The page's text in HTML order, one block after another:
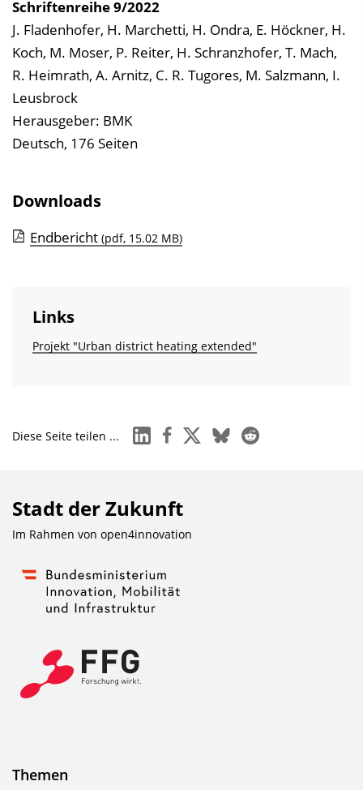
h
n
i
Schriftenreihe9/2022
J. Fladenhofer, H. Marchetti, H. Ondra, E. Höckner, H.
Koch, M. Moser, P. Reiter, H. Schranzhofer, T. Mach,
R. Heimrath, A. Arnitz, C. R. Tugores, M. Salzmann, I.
Leusbrock
Herausgeber: BMK
Deutsch, 176 Seiten
Downloads
Endbericht (pdf, 15.02 MB)
Links
Projekt "Urban district heating extended"
Diese Seite teilen ... linkedinfacebook
x blueskyreddit
Stadt der Zukunft
Im Rahmen von open4innovation
Themen